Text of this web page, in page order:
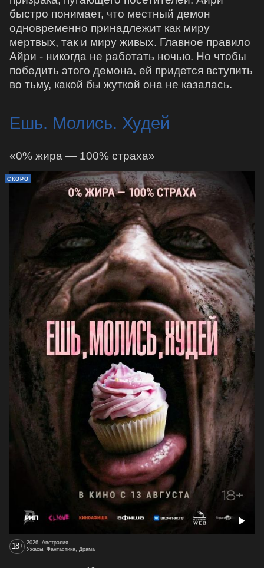
быстро понимает, что местный демон
одновременно принадлежит как миру
мертвых, так и миру живых. Главное правило
Айри - никогда не работать ночью. Но чтобы
победить этого демона, ей придется вступить
во тьму, какой бы жуткой она не казалась.
Ешь. Молись. Худей
«0% жира — 100% страха»
СКОРО
18+ 2026, Австралия
Ужасы, Фантастика, Драма